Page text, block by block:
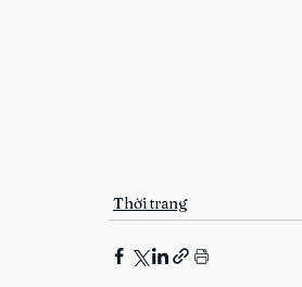
Thời trang